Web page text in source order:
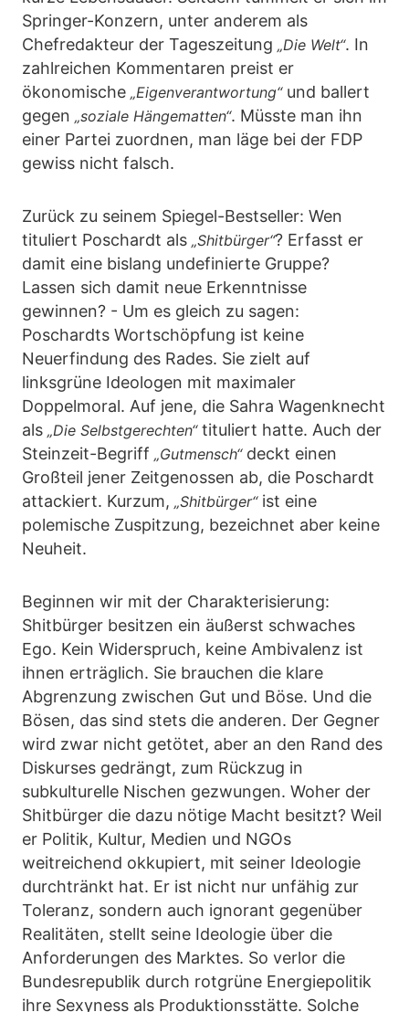
Springer-Konzern, unter anderem als
Chefredakteur der Tageszeitung „Die Welt“. In
zahlreichen Kommentaren preist er
ökonomische „Eigenverantwortung“und ballert
gegen „soziale Hängematten“. Müsste man ihn
einer Partei zuordnen, man läge bei der FDP
gewiss nicht falsch.
Zurück zu seinem Spiegel-Bestseller: Wen
tituliert Poschardt als „Shitbürger“? Erfasst er
damit eine bislang undefinierte Gruppe?
Lassen sich damit neue Erkenntnisse
gewinnen? - Um es gleich zu sagen:
Poschardts Wortschöpfung ist keine
Neuerfindung des Rades. Sie zielt auf
linksgrüne Ideologen mit maximaler
Doppelmoral. Auf jene, die Sahra Wagenknecht
als „Die Selbstgerechten“tituliert hatte. Auch der
Steinzeit-Begriff „Gutmensch“deckt einen
Großteil jener Zeitgenossen ab, die Poschardt
attackiert. Kurzum, „Shitbürger“ist eine
polemische Zuspitzung, bezeichnet aber keine
Neuheit.
Beginnen wir mit der Charakterisierung:
Shitbürger besitzen ein äußerst schwaches
Ego. Kein Widerspruch, keine Ambivalenz ist
ihnen erträglich. Sie brauchen die klare
Abgrenzung zwischen Gut und Böse. Und die
Bösen, das sind stets die anderen. Der Gegner
wird zwar nicht getötet, aber an den Rand des
Diskurses gedrängt, zum Rückzug in
subkulturelle Nischen gezwungen. Woher der
Shitbürger die dazu nötige Macht besitzt? Weil
er Politik, Kultur, Medien und NGOs
weitreichend okkupiert, mit seiner Ideologie
durchtränkt hat. Er ist nicht nur unfähig zur
Toleranz, sondern auch ignorant gegenüber
Realitäten, stellt seine Ideologie über die
Anforderungen des Marktes. So verlor die
Bundesrepublik durch rotgrüne Energiepolitik
ihre Sexyness als Produktionsstätte. Solche